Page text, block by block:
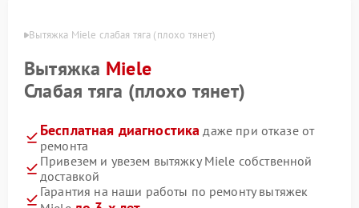
Вытяжка Miele слабая тяга (плохо тянет)
Вытяжка Miele
Слабая тяга (плохо тянет)
Бесплатная диагностика даже при отказе от
ремонта
Привезем и увезем вытяжку Miele собственной
доставкой
Гарантия на наши работы по ремонту вытяжек